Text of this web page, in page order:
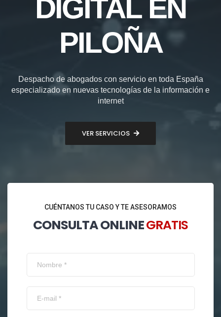
DIGITAL EN
PILOÑA
Despacho de abogados con servicio en toda España
especializado en nuevas tecnologías de la información e
internet
VER SERVICIOS
CUÉNTANOS TU CASO Y TE ASESORAMOS
CONSULTA ONLINEGRATIS